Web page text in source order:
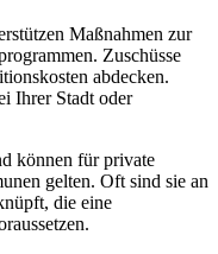
Maßnahmen zur
Zuschüsse
abdecken.
Ihrer Stadt oder
können für private
gelten. Oft sind sie an
die eine